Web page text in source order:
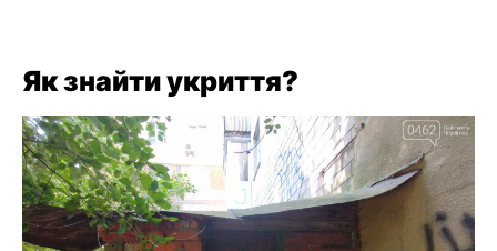
Як знайти укриття?